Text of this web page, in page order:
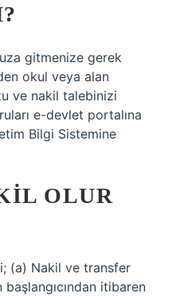
gitmenize gerek
okul veya alan
ve nakil talebinizi
e-devlet portalına
Bilgi Sistemine
OLUR
(a) Nakil ve transfer
başlangıcından itibaren